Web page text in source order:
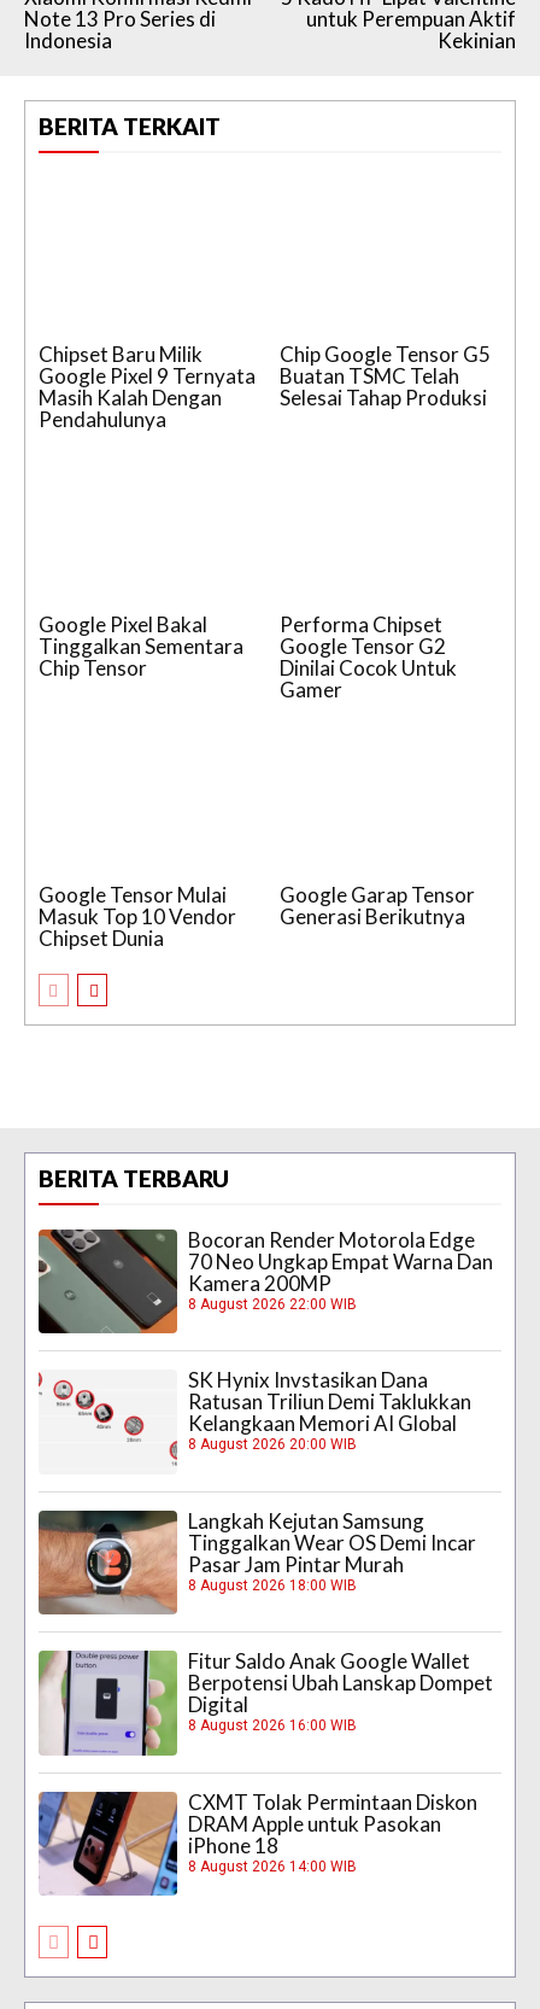
Note 13 Pro Series di
Indonesia
untuk Perempuan Aktif
Kekinian
BERITA TERKAIT
Chipset Baru Milik
Google Pixel 9 Ternyata
Masih Kalah Dengan
Pendahulunya
Chip Google Tensor G5
Buatan TSMC Telah
Selesai Tahap Produksi
Google Pixel Bakal
Tinggalkan Sementara
Chip Tensor
Performa Chipset
Google Tensor G2
Dinilai Cocok Untuk
Gamer
Google Tensor Mulai
Masuk Top 10 Vendor
Chipset Dunia
Google Garap Tensor
Generasi Berikutnya
BERITA TERBARU
Bocoran Render Motorola Edge
70 Neo Ungkap Empat Warna Dan
Kamera 200MP
8 August 2026 22:00 WIB
SK Hynix Invstasikan Dana
Ratusan Triliun Demi Taklukkan
Kelangkaan Memori AI Global
8 August 2026 20:00 WIB
Langkah Kejutan Samsung
Tinggalkan Wear OS Demi Incar
Pasar Jam Pintar Murah
8 August 2026 18:00 WIB
Fitur Saldo Anak Google Wallet
Berpotensi Ubah Lanskap Dompet
Digital
8 August 2026 16:00 WIB
CXMT Tolak Permintaan Diskon
DRAM Apple untuk Pasokan
iPhone 18
8 August 2026 14:00 WIB